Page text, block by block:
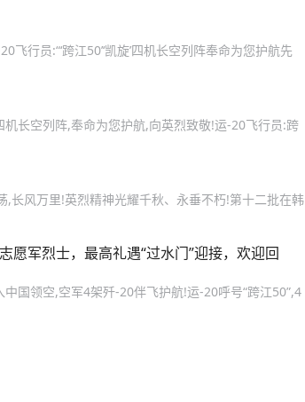
行员:“‘跨江50’‘凯旋’四机长空列阵奉命为您护航先
长空列阵,奉命为您护航,向英烈致敬!运-20飞行员:跨
长风万里!英烈精神光耀千秋、永垂不朽!第十二批在韩
愿军烈士，最高礼遇“过水门”迎接，欢迎回
国领空,空军4架歼-20伴飞护航!运-20呼号“跨江50”,4